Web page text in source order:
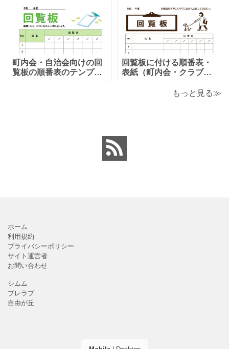
おすすめのテンプレート
となります。温泉旅行や
家族旅行など様々な用途
で、楽しく利用出来る旅
のしおりの素材となりま
す。ダウンロード後に簡
単に編集出来るエクセ
す。シンプルな項目にな
りますので、利用用途に
より項目や内容を編集し
利用する事が可能です。
シンプルで簡易的な素材
となりますので、金銭支
払誓約書を作成時に用途
町内会・自治会向けの回
覧板の順番表のテンプレ
回覧板に付ける順番表・
表紙（町内会・クラブの
る「Excel・Word・
る「Excel・Word・
PDF」
もっと見る≫
ホーム
利用規約
プライバシーポリシー
サイト運営者
お問い合わせ
シムム
ブレラブ
自由が丘